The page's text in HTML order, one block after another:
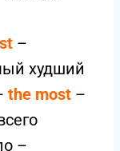
–
худший
the most –
–